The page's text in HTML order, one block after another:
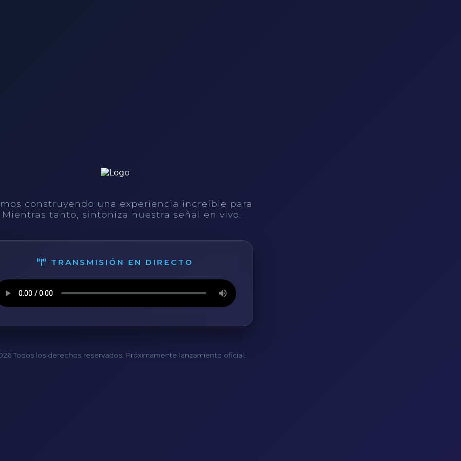
construyendo una experiencia increíble para
tanto, sintoniza nuestra señal en vivo.
TRANSMISIÓN EN DIRECTO
Todos los derechos reservados. Próximamente lanzamiento oficial.